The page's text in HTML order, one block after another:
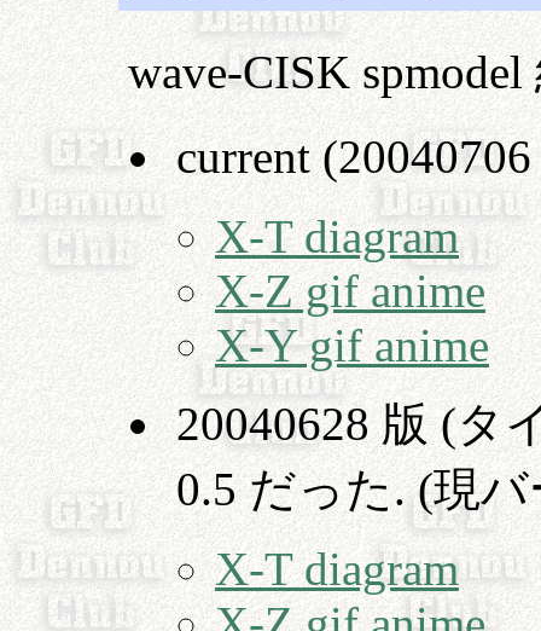
wave-CISK spmodel
current
X-T diagram
X-Z gif anime
X-Y gif anime
20040628 版 (タ
0.5 だった. (現
X-T diagram